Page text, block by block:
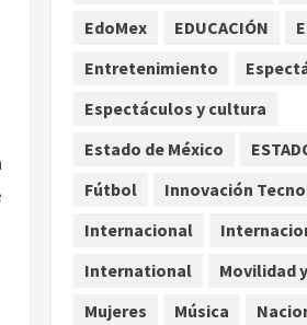
Foreign
agosto 7, 2026
4
Capturan en
ciudadano
agosto 7,
Nacional
Detienen
obstrucción
EdoMex
EDUCACIÓN
Entretenimiento
Espectáculos y cultura
Estado de México
Fútbol
Innovación
Internacional
International
Movilidad
Mujeres
Música